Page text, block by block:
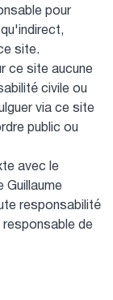
pour
site.
ce site aucune
civile ou
via ce site
public ou
avec le
responsabilité
de